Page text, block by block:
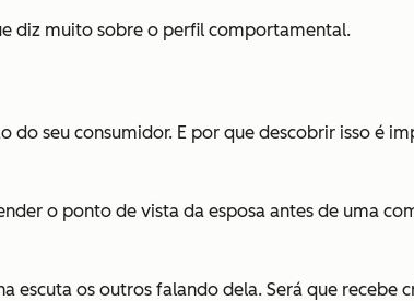
diz muito sobre o perfil comportamental.
seu consumidor. E por que descobrir isso é
o ponto de vista da esposa antes de uma
os outros falando dela. Será que recebe